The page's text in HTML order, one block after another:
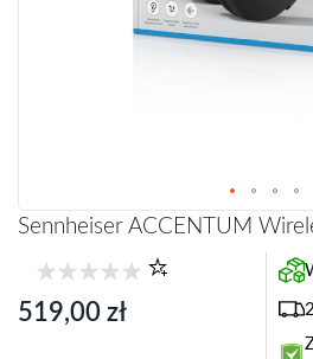
Przejdź
początek
Sennheiser ACCENTUM
519,00 zł